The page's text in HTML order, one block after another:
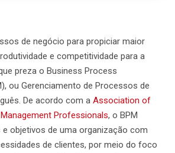
de negócio para propiciar maior
e competitividade para a
preza o Business Process
ou Gerenciamento de Processos de
De acordo com a Association of
Professionals, o BPM
objetivos de uma organização com
de clientes, por meio do foco